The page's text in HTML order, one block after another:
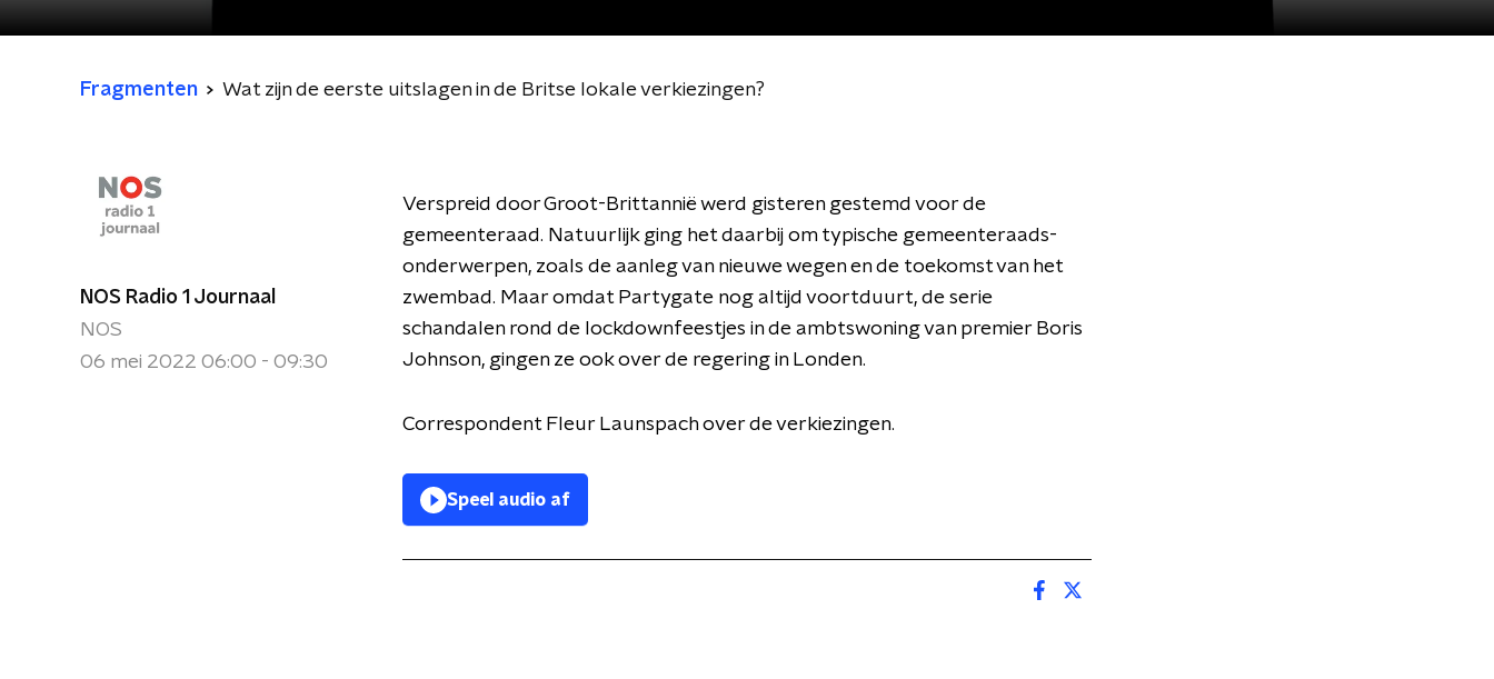
Fragmenten Wat zijn de eerste uitslagen in de Britse lokale verkiezingen?
NOS Radio 1 Journaal
NOS
06 mei 2022 06:00 - 09:30
Verspreid door Groot-Brittannië werd gisteren gestemd voor de
gemeenteraad. Natuurlijk ging het daarbij om typische gemeenteraads-
onderwerpen, zoals de aanleg van nieuwe wegen en de toekomst van het
zwembad. Maar omdat Partygate nog altijd voortduurt, de serie
schandalen rond de lockdownfeestjes in de ambtswoning van premier Boris
Johnson, gingen ze ook over de regering in Londen.
Correspondent Fleur Launspach over de verkiezingen.
Speel audio af